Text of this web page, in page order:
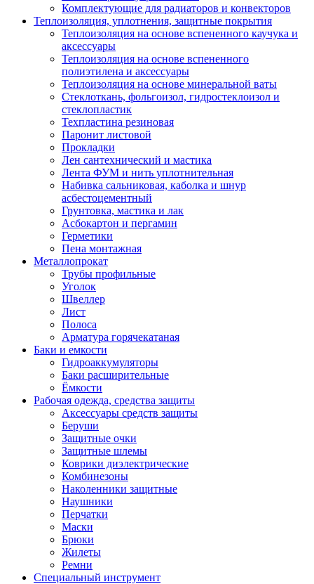
Комплектующие для радиаторов и конвекторов
Теплоизоляция, уплотнения, защитные покрытия
Теплоизоляция на основе вспененного каучука и
аксессуары
Теплоизоляция на основе вспененного
полиэтилена и аксессуары
Теплоизоляция на основе минеральной ваты
Стеклоткань, фольгоизол, гидростеклоизол и
стеклопластик
Техпластина резиновая
Паронит листовой
Прокладки
Лен сантехнический и мастика
Лента ФУМ и нить уплотнительная
Набивка сальниковая, каболка и шнур
асбестоцементный
Грунтовка, мастика и лак
Асбокартон и пергамин
Герметики
Пена монтажная
Металлопрокат
Трубы профильные
Уголок
Швеллер
Лист
Полоса
Арматура горячекатаная
Баки и емкости
Гидроаккумуляторы
Баки расширительные
Ёмкости
Рабочая одежда, средства защиты
Аксессуары средств защиты
Беруши
Защитные очки
Защитные шлемы
Коврики диэлектрические
Комбинезоны
Наколенники защитные
Наушники
Перчатки
Маски
Брюки
Жилеты
Ремни
Специальный инструмент